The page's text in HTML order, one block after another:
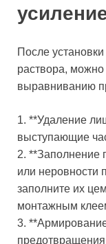
После
раствора,
выравниванию
1. **Удаление
выступающие
2. **Заполнение
или неровности
заполните их
монтажным
3.